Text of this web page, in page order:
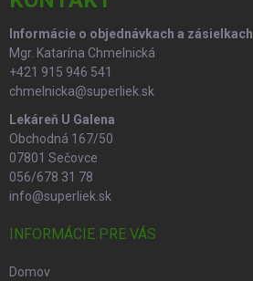
Informácie o objednávkach a zásielkach
Mgr. Katarína Chmelnická
+421 915 946 541
chmelnicka@superliek.sk
Lekáreň U Galena
Obchodná 167/50
07801 Sečovce
056/678 31 78
info@superliek.sk
INFORMÁCIE PRE VÁS
Domov